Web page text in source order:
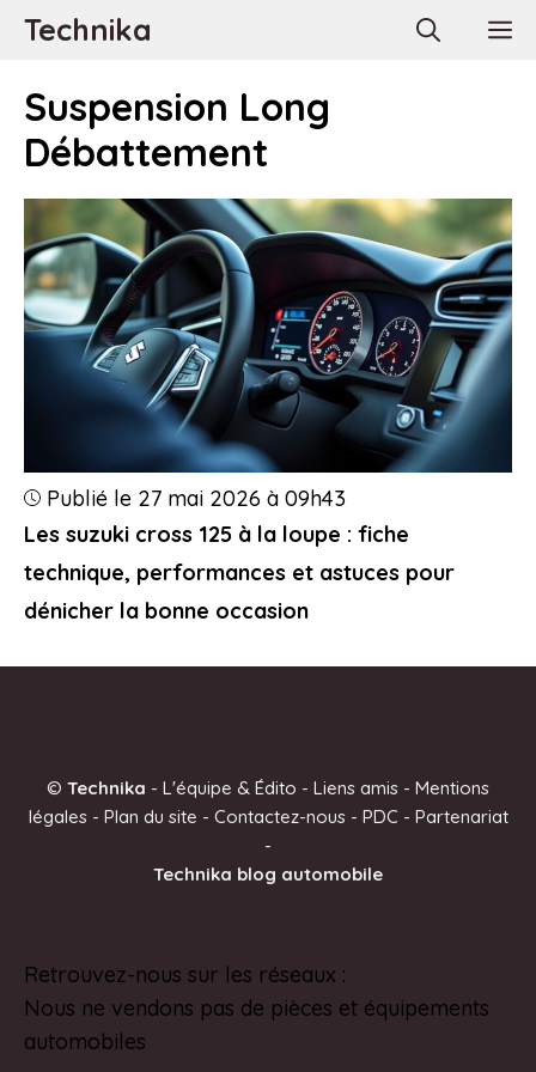
AllerTechnika
Suspension Long
Débattement
Les suzuki cross 125 à la loupe : fiche
technique, performances et astuces pour
dénicher la bonne occasion
Publié le 27 mai 2026 à 09h43
© Technika - L'équipe & Édito - Liens amis - Mentions
légales- Plan du site - Contactez-nous- PDC - Partenariat
-
Technika blog automobile
Retrouvez-nous sur les réseaux :
Nous ne vendons pas de pièces et équipements
automobiles